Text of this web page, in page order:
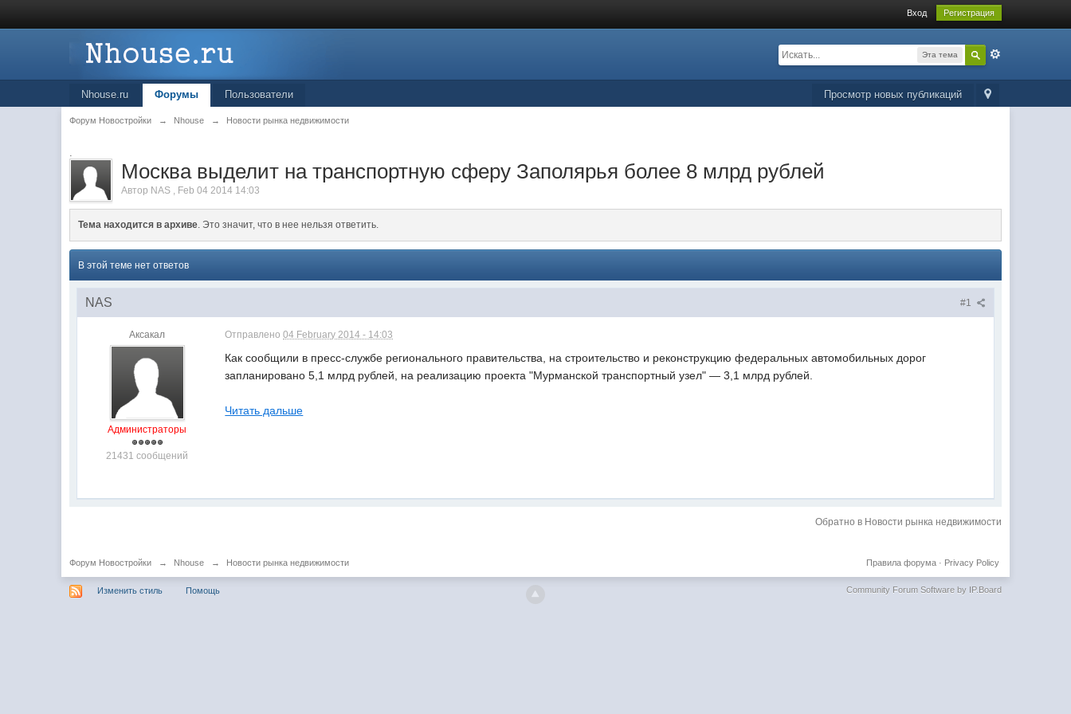
Вход Регистрация
Эта тема
Просмотр новых публикаций
Nhouse.ru Форумы Пользователи
Форум Новостройки → Nhouse → Новости рынка недвижимости
.
Москва выделит на транспортную сферу Заполярья более 8 млрд рублей
Автор NAS , Feb 04 2014 14:03
Тема находится в архиве. Это значит, что в нее нельзя ответить.
В этой теме нет ответов
#1
NAS
Аксакал
Администраторы
21431 сообщений
Отправлено04 February 2014 - 14:03
Как сообщили в пресс-службе регионального правительства, на строительство и реконструкцию федеральных автомобильных дорог
запланировано 5,1 млрд рублей, на реализацию проекта "Мурманской транспортный узел" — 3,1 млрд рублей.
Читать дальше
Обратно в Новости рынка недвижимости
Форум Новостройки → Nhouse → Новости рынка недвижимости Privacy Policy
Правила форума·
Изменить стиль Помощь Community Forum Software by IP.Board